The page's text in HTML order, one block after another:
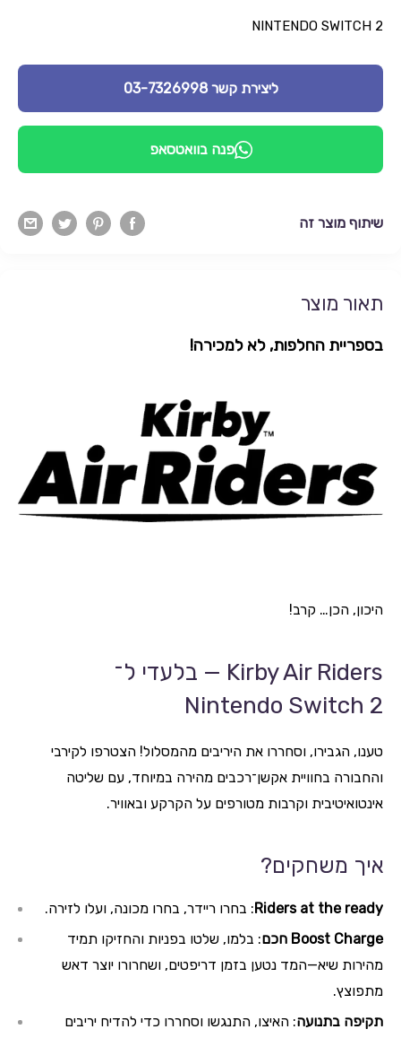
NINTENDO SWITCH 2
ליצירת קשר 03-7326998
פנה בוואטסאפ
שיתוף מוצר זה
תאור מוצר
בספריית החלפות, לא למכירה!
היכון, הכן… קרב!
Kirby Air Riders — בלעדי ל־
Nintendo Switch 2
טענו, הגבירו, וסחררו את היריבים מהמסלול! הצטרפו לקירבי
והחבורה בחוויית אקשן־רכבים מהירה במיוחד, עם שליטה
אינטואיטיבית וקרבות מטורפים על הקרקע ובאוויר.
איך משחקים?
Riders at the ready: בחרו ריידר, בחרו מכונה, ועלו לזירה.
Boost Charge חכם
: בלמו, שלטו בפניות והחזיקו תמיד
מהירות שיא—המד נטען בזמן דריפטים, ושחרורו יוצר דאש
מתפוצץ.
תקיפה בתנועה: האיצו, התנגשו וסחררו כדי להדיח יריבים